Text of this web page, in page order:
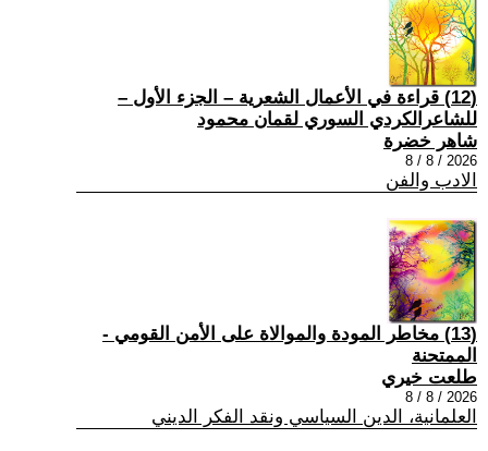
(12) قراءة في الأعمال الشعرية – الجزء الأول –
للشاعرالكردي السوري لقمان محمود
شاهر خضرة
2026 / 8 / 8
الادب والفن
(13) مخاطر المودة والموالاة على الأمن القومي -
الممتحنة
طلعت خيري
2026 / 8 / 8
العلمانية، الدين السياسي ونقد الفكر الديني